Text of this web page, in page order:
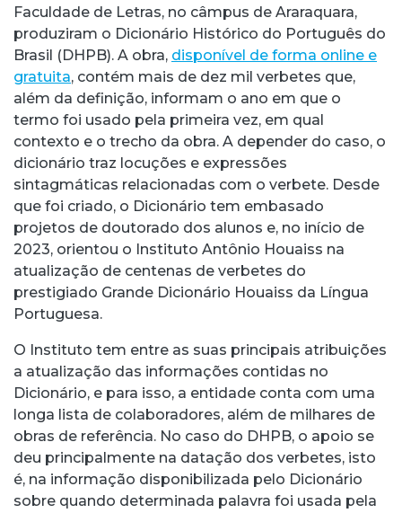
Faculdade de Letras, no câmpus de Araraquara,
produziram o Dicionário Histórico do Português do
Brasil (DHPB). A obra, disponível de forma online e
gratuita, contém mais de dez mil verbetes que,
além da definição, informam o ano em que o
termo foi usado pela primeira vez, em qual
contexto e o trecho da obra. A depender do caso, o
dicionário traz locuções e expressões
sintagmáticas relacionadas com o verbete. Desde
que foi criado, o Dicionário tem embasado
projetos de doutorado dos alunos e, no início de
2023, orientou o Instituto Antônio Houaiss na
atualização de centenas de verbetes do
prestigiado Grande Dicionário Houaiss da Língua
Portuguesa.
O Instituto tem entre as suas principais atribuições
a atualização das informações contidas no
Dicionário, e para isso, a entidade conta com uma
longa lista de colaboradores, além de milhares de
obras de referência. No caso do DHPB, o apoio se
deu principalmente na datação dos verbetes, isto
é, na informação disponibilizada pelo Dicionário
sobre quando determinada palavra foi usada pela